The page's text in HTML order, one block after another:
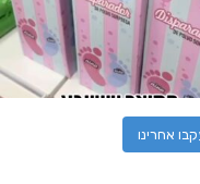
אחרינו